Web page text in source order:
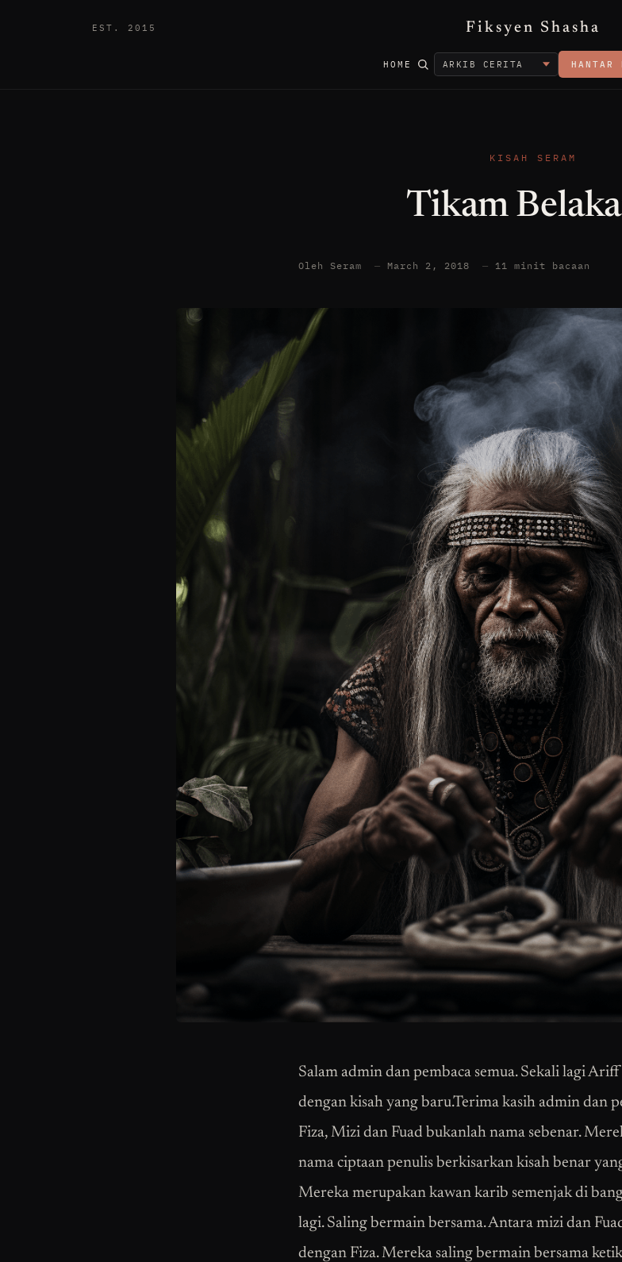
EST. 2015 Fiksyen Shasha
HOME
KISAH SERAM
Tikam
Oleh Seram — March 2, 2018 — 11 minit bacaan
Salam admin dan pembaca semua. Sekali lagi
dengan kisah yang baru.Terima kasih admin dan
Fiza, Mizi dan Fuad bukanlah nama sebenar.
nama ciptaan penulis berkisarkan kisah benar
Mereka merupakan kawan karib semenjak di
lagi. Saling bermain bersama. Antara mizi dan
dengan Fiza. Mereka saling bermain bersama